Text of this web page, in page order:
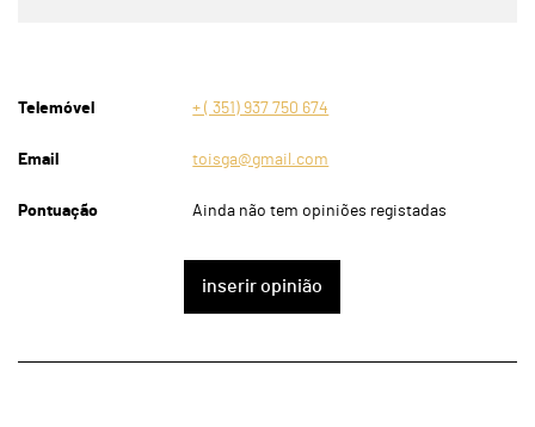
Telemóvel + ( 351) 937 750 674
Email toisga@gmail.com
Pontuação Ainda não tem opiniões registadas
inserir opinião